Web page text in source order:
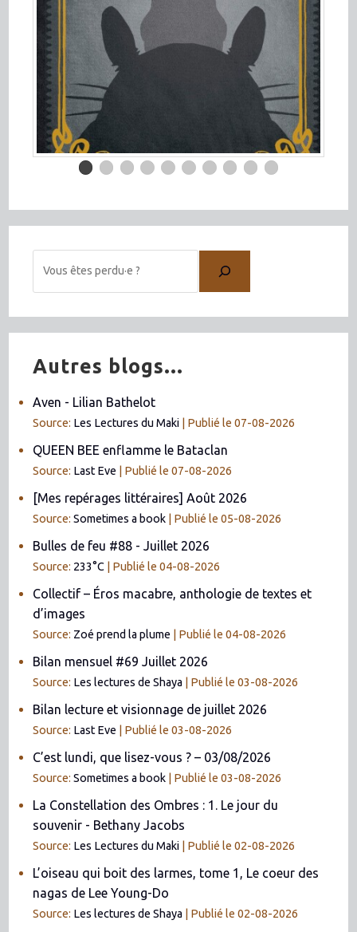
Autres blogs...
Aven - Lilian Bathelot
Source: Les Lectures du Maki Publié le 07-08-2026
QUEEN BEE enflamme le Bataclan
Source: Last Eve Publié le 07-08-2026
[Mes repérages littéraires] Août 2026
Source:Sometimes a book Publié le 05-08-2026
Bulles de feu #88 - Juillet 2026
Source: 233°C Publié le 04-08-2026
Collectif – Éros macabre, anthologie de textes et
d’images
Source: Zoé prend la plume Publié le 04-08-2026
Bilan mensuel #69 Juillet 2026
Source: Les lectures de Shaya Publié le 03-08-2026
Bilan lecture et visionnage de juillet 2026
Source: Last Eve Publié le 03-08-2026
C’est lundi, que lisez-vous ? – 03/08/2026
Source:Sometimes a book Publié le 03-08-2026
La Constellation des Ombres : 1. Le jour du
souvenir - Bethany Jacobs
Source: Les Lectures du Maki Publié le 02-08-2026
L’oiseau qui boit des larmes, tome 1, Le coeur des
nagas de Lee Young-Do
Source: Les lectures de Shaya Publié le 02-08-2026